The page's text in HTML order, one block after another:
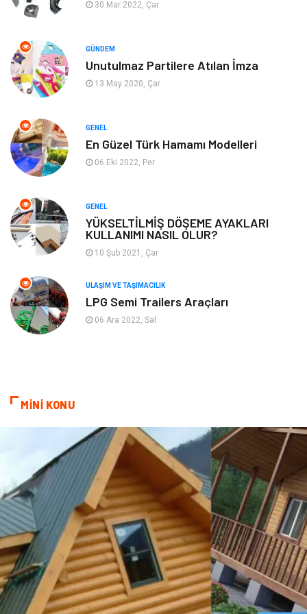
Organizasyon Mobilya
Tatil Finans & Ekonomi
Turizm
Aksesuar
Plastik
Ambalaj Eğlence
Pazarlama
televizyon
Bebek Giyim Dernekler ve Birlikler
çiçek İnternet
Tarım & Hayvancılık Endüstriyel Ürünler
30 Mar 2022, Çar
GÜNDEM
Unutulmaz Partilere Atılan İmza
13 May 2020, Çar
GENEL
En Güzel Türk Hamamı Modelleri
06 Eki 2022, Per
GENEL
YÜKSELTİLMİŞ DÖŞEME AYAKLARI
KULLANIMI NASIL OLUR?
10 Şub 2021, Çar
ULAŞIM VE TAŞIMACILIK
LPG Semi Trailers Araçları
06 Ara 2022, Sal
MİNİ KONU